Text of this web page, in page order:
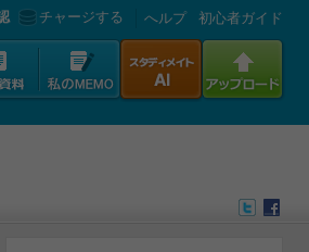
チャージする へルプ 初心者ガイド